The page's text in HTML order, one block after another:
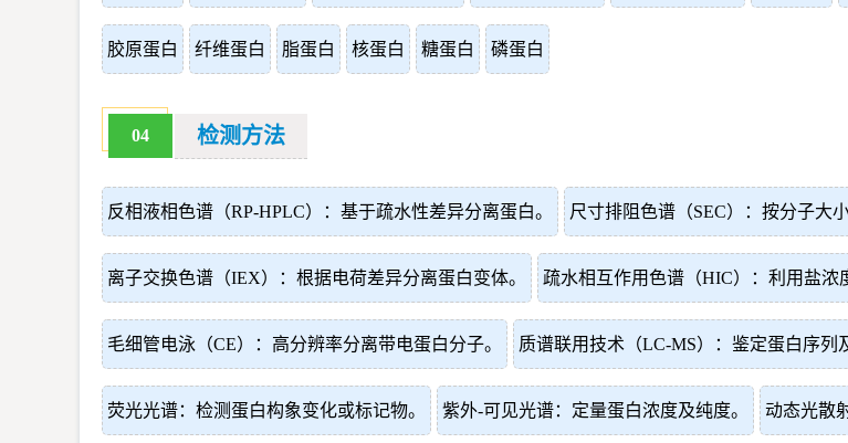
胶原蛋白 纤维蛋白 脂蛋白 核蛋白 糖蛋白 磷蛋白
04 检测方法
反相液相色谱（RP-HPLC）：基于疏水性差异分离蛋白。 尺寸排阻色谱（SEC）：按分子大
离子交换色谱（IEX）：根据电荷差异分离蛋白变体。 疏水相互作用色谱（HIC）：利用盐浓
毛细管电泳（CE）：高分辨率分离带电蛋白分子。 质谱联用技术（LC-MS）：鉴定蛋白序列
荧光光谱：检测蛋白构象变化或标记物。 紫外-可见光谱：定量蛋白浓度及纯度。 动态光散